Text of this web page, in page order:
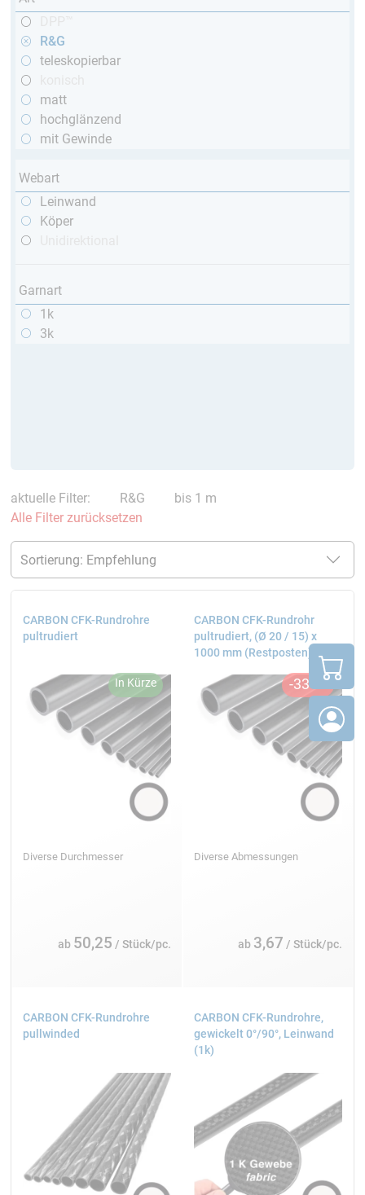
R&G
teleskopierbar
matt
hochglänzend
mit Gewinde
Webart
Leinwand
Köper
Garnart
1k
3k
aktuelle Filter: R&G
bis 1 m
Alle Filter zurücksetzen
CARBON CFK-Rundrohre
pultrudiert
Diverse Durchmesser
ab 50,25 / Stück/pc.
CARBON CFK-Rundrohr
pultrudiert, (Ø 20 / 15) x
1000 mm (Restposten)
Diverse Abmessungen
ab 3,67 / Stück/pc.
CARBON CFK-Rundrohre
pullwinded
CARBON CFK-Rundrohre,
gewickelt 0°/90°, Leinwand
(1k)